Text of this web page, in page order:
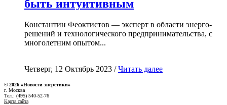
быть интуитивным
Константин Феоктистов — эксперт в области энерго-
решений и технологического предпринимательства, с
многолетним опытом...
Четверг, 12 Октябрь 2023 /Читать далее
© 2026 «Новости энеретики»
г. Москва
Тел.: (495) 540-52-76
Карта сайта